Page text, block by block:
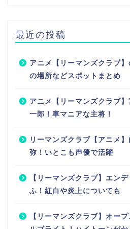
最近の投稿
アニメ【リーマンズクラブ
の場所などスポットまとめ
アニメ【リーマンズクラブ
一郎！車マニアな主将！
リーマンズクラブ【アニメ
弥！いとこも声優で活躍
【リーマンズクラブ】エン
ふ！紅白や炎上についても
【リーマンズクラブ】オー